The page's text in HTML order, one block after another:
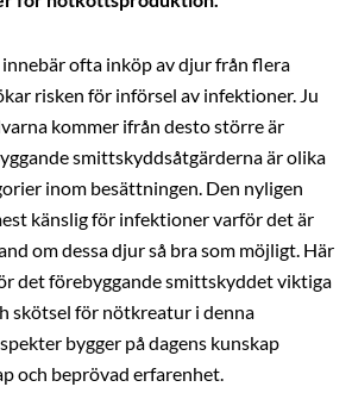
ofta inköp av djur från flera
risken för införsel av infektioner. Ju
kommer ifrån desto större är
smittskyddsåtgärderna är olika
inom besättningen. Den nyligen
känslig för infektioner varför det är
om dessa djur så bra som möjligt. Här
det förebyggande smittskyddet viktiga
skötsel för nötkreatur i denna
bygger på dagens kunskap
och beprövad erfarenhet.